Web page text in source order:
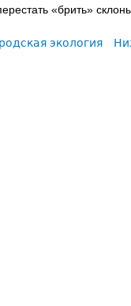
«брить»
экология